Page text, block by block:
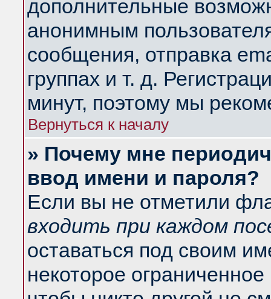
дополнительные
анонимным
сообщения, отправка
группах и т. д.
минут, поэтому мы
Вернуться к началу
» Почему мне
ввод имени и пароля?
Если вы не отметили
входить при каждом
оставаться под своим
некоторое